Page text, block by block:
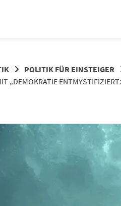
POLITIK FÜR EINSTEIGER
„DEMOKRATIE